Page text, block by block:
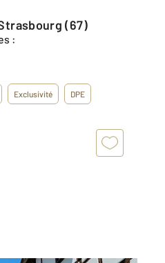
(67)
:
Exclusivité DPE